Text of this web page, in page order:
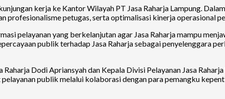
kerja ke Kantor Wilayah PT Jasa Raharja Lampung.
profesionalisme petugas, serta optimalisasi kinerja operasional
pelayanan yang berkelanjutan agar Jasa Raharja mampu
publik terhadap Jasa Raharja sebagai penyelenggara
Dodi Apriansyah dan Kepala Divisi Pelayanan Jasa
publik melalui kolaborasi dengan para pemangku